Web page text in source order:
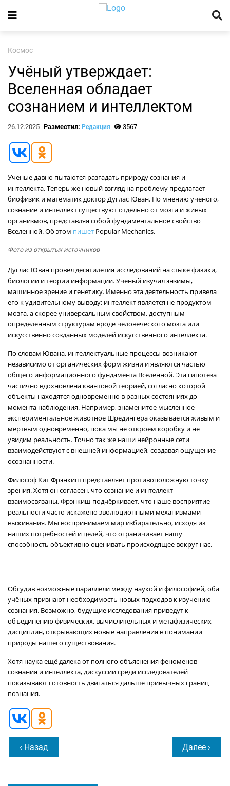
Космос
Учёный утверждает:
Вселенная обладает
сознанием и интеллектом
26.12.2025 Разместил: Редакция 3567
Ученые давно пытаются разгадать природу сознания и
интеллекта. Теперь же новый взгляд на проблему предлагает
биофизик и математик доктор Дуглас Юван. По мнению учёного,
сознание и интеллект существуют отдельно от мозга и живых
организмов, представляя собой фундаментальное свойство
Вселенной. Об этом пишет Popular Mechanics.
Фото из открытых источников
Дуглас Юван провел десятилетия исследований на стыке физики,
биологии и теории информации. Ученый изучал энзимы,
машинное зрение и генетику. Именно эта деятельность привела
его к удивительному выводу: интеллект является не продуктом
мозга, а скорее универсальным свойством, доступным
определённым структурам вроде человеческого мозга или
искусственно созданных моделей искусственного интеллекта.
По словам Ювана, интеллектуальные процессы возникают
независимо от органических форм жизни и являются частью
общего информационного фундамента Вселенной. Эта гипотеза
частично вдохновлена квантовой теорией, согласно которой
объекты находятся одновременно в разных состояниях до
момента наблюдения. Например, знаменитое мысленное
экспериментальное животное Шредингера оказывается живым и
мёртвым одновременно, пока мы не откроем коробку и не
увидим реальность. Точно так же наши нейронные сети
взаимодействуют с внешней информацией, создавая ощущение
осознанности.
Философ Кит Фрэнкиш представляет противоположную точку
зрения. Хотя он согласен, что сознание и интеллект
взаимосвязаны, Фрэнкиш подчёркивает, что наше восприятие
реальности часто искажено эволюционными механизмами
выживания. Мы воспринимаем мир избирательно, исходя из
наших потребностей и целей, что ограничивает нашу
способность объективно оценивать происходящее вокруг нас.
Обсудив возможные параллели между наукой и философией, оба
учёных признают необходимость новых подходов к изучению
сознания. Возможно, будущие исследования приведут к
объединению физических, вычислительных и метафизических
дисциплин, открывающих новые направления в понимании
природы нашего существования.
Хотя наука ещё далека от полного объяснения феноменов
сознания и интеллекта, дискуссии среди исследователей
показывают готовность двигаться дальше привычных границ
познания.
‹ Назад Далее ›